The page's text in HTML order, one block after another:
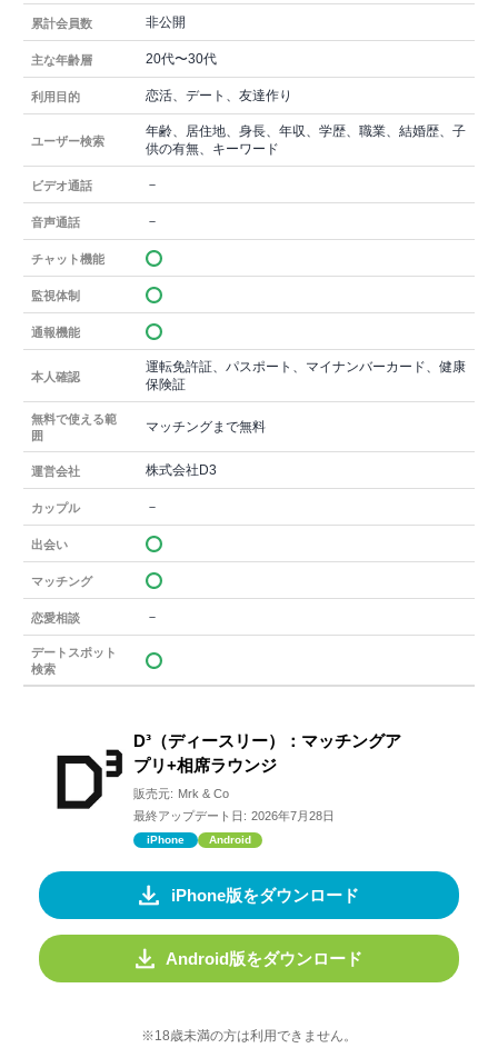
累計会員数 非公開
主な年齢層 20代〜30代
利用目的 恋活、デート、友達作り
ユーザー検索
年齢、居住地、身長、年収、学歴、職業、結婚歴、子
供の有無、キーワード
ビデオ通話 －
音声通話 －
チャット機能
監視体制
通報機能
本人確認
運転免許証、パスポート、マイナンバーカード、健康
保険証
無料で使える範
囲
マッチングまで無料
運営会社 株式会社D3
カップル －
出会い
マッチング
恋愛相談 －
デートスポット
検索
D³（ディースリー）：マッチングア
プリ+相席ラウンジ
販売元: Mrk & Co
最終アップデート日: 2026年7月28日
iPhone Android
iPhone版をダウンロード
Android版をダウンロード
※18歳未満の方は利用できません。